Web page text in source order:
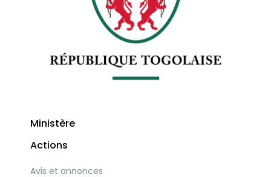
Ministère
Actions
Avis et annonces